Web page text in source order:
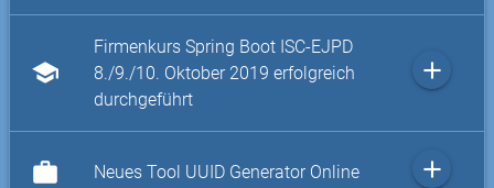
school
Firmenkurs Spring Boot ISC-EJPD
8./9./10. Oktober 2019 erfolgreich
durchgeführt
add
work Neues Tool UUID Generator Online add